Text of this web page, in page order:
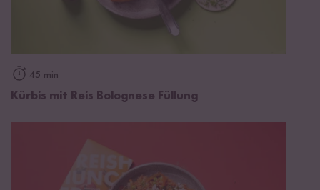
45 min
Kürbis mit Reis Bolognese Füllung